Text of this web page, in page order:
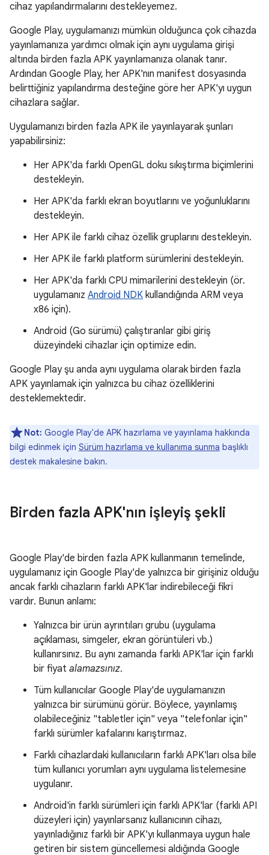
cihaz yapılandırmalarını destekleyemez.
Google Play, uygulamanızı mümkün olduğunca çok cihazda
yayınlamanıza yardımcı olmak için aynı uygulama girişi
altında birden fazla APK yayınlamanıza olanak tanır.
Ardından Google Play, her APK'nın manifest dosyasında
belirttiğiniz yapılandırma desteğine göre her APK'yı uygun
cihazlara sağlar.
Uygulamanızı birden fazla APK ile yayınlayarak şunları
yapabilirsiniz:
Her APK'da farklı OpenGL doku sıkıştırma biçimlerini
destekleyin.
Her APK'da farklı ekran boyutlarını ve yoğunluklarını
destekleyin.
Her APK ile farklı cihaz özellik gruplarını destekleyin.
Her APK ile farklı platform sürümlerini destekleyin.
Her APK'da farklı CPU mimarilerini destekleyin (ör.
uygulamanız Android NDK kullandığında ARM veya
x86 için).
Android (Go sürümü) çalıştıranlar gibi giriş
düzeyindeki cihazlar için optimize edin.
Google Play şu anda aynı uygulama olarak birden fazla
APK yayınlamak için yalnızca bu cihaz özelliklerini
desteklemektedir.
Not: Google Play'de APK hazırlama ve yayınlama hakkında
bilgi edinmek için Sürüm hazırlama ve kullanıma sunma başlıklı
destek makalesine bakın.
Birden fazla APK'nın işleyiş şekli
Google Play'de birden fazla APK kullanmanın temelinde,
uygulamanız için Google Play'de yalnızca bir girişiniz olduğu
ancak farklı cihazların farklı APK'lar indirebileceği fikri
vardır. Bunun anlamı:
Yalnızca bir ürün ayrıntıları grubu (uygulama
açıklaması, simgeler, ekran görüntüleri vb.)
kullanırsınız. Bu aynı zamanda farklı APK'lar için farklı
bir fiyat alamazsınız.
Tüm kullanıcılar Google Play'de uygulamanızın
yalnızca bir sürümünü görür. Böylece, yayınlamış
olabileceğiniz "tabletler için" veya "telefonlar için"
farklı sürümler kafalarını karıştırmaz.
Farklı cihazlardaki kullanıcıların farklı APK'ları olsa bile
tüm kullanıcı yorumları aynı uygulama listelemesine
uygulanır.
Android'in farklı sürümleri için farklı APK'lar (farklı API
düzeyleri için) yayınlarsanız kullanıcının cihazı,
yayınladığınız farklı bir APK'yı kullanmaya uygun hale
getiren bir sistem güncellemesi aldığında Google